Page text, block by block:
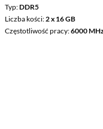
Typ DDR5
Liczba kości 2 x 16 GB
Częstotliwość pracy 6000